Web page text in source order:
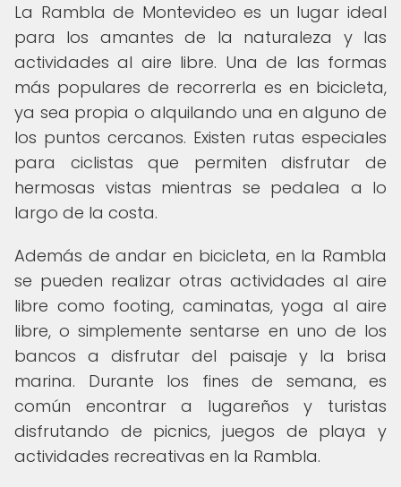
La Rambla de Montevideo es un lugar ideal
para los amantes de la naturaleza y las
actividades al aire libre. Una de las formas
más populares de recorrerla es en bicicleta,
ya sea propia o alquilando una en alguno de
los puntos cercanos. Existen rutas especiales
para ciclistas que permiten disfrutar de
hermosas vistas mientras se pedalea a lo
largo de la costa.
Además de andar en bicicleta, en la Rambla
se pueden realizar otras actividades al aire
libre como footing, caminatas, yoga al aire
libre, o simplemente sentarse en uno de los
bancos a disfrutar del paisaje y la brisa
marina. Durante los fines de semana, es
común encontrar a lugareños y turistas
disfrutando de picnics, juegos de playa y
actividades recreativas en la Rambla.